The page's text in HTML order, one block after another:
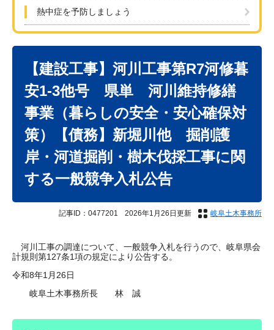
熱中症を予防しましょう
【建設工事】河川工事第R7河修暮
安1-3他号 県単 河川維持修繕
事業（暮らしの安全・安心確保対
策）【債務】新堀川他 掘削護
岸・河道掘削・樹木伐採工事に関
する一般競争入札公告
記事ID：0477201 2026年1月26日更新 岐阜土木事務所
河川工事の調達について、一般競争入札を行うので、岐阜県会
計規則第127条1項の規定により公告する。
令和8年1月26日
岐阜土木事務所長 林 誠